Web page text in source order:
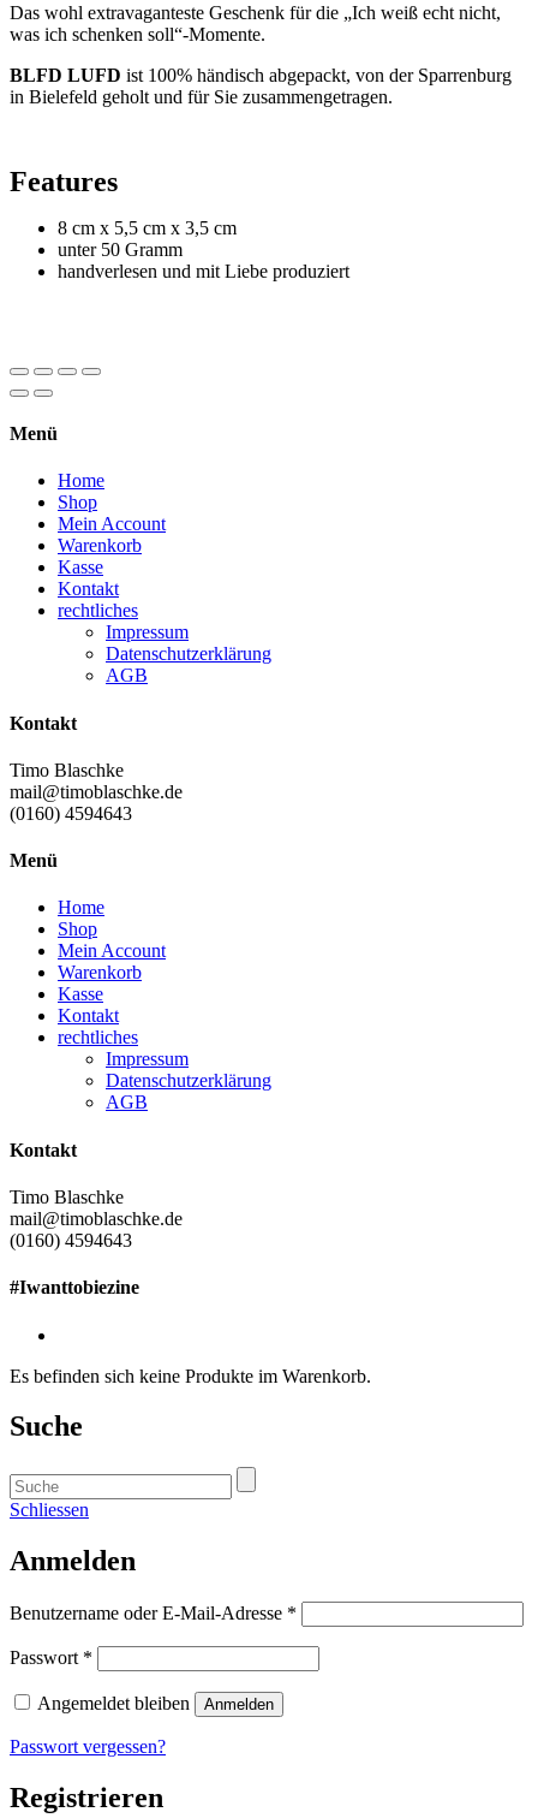
Das wohl extravaganteste Geschenk für die „Ich weiß echt nicht,
was ich schenken soll“-Momente.
BLFD LUFD ist 100% händisch abgepackt, von der Sparrenburg
in Bielefeld geholt und für Sie zusammengetragen.
Features
8 cm x 5,5 cm x 3,5 cm
unter 50 Gramm
handverlesen und mit Liebe produziert
Menü
Home
Shop
Mein Account
Warenkorb
Kasse
Kontakt
rechtliches
Impressum
Datenschutzerklärung
AGB
Kontakt
Timo Blaschke
mail@timoblaschke.de
(0160) 4594643
Menü
Home
Shop
Mein Account
Warenkorb
Kasse
Kontakt
rechtliches
Impressum
Datenschutzerklärung
AGB
Kontakt
Timo Blaschke
mail@timoblaschke.de
(0160) 4594643
#Iwanttobiezine
Es befinden sich keine Produkte im Warenkorb.
Suche
Schliessen
Anmelden
Benutzername oder E-Mail-Adresse *
Passwort *
Angemeldet bleiben Anmelden
Passwort vergessen?
Registrieren